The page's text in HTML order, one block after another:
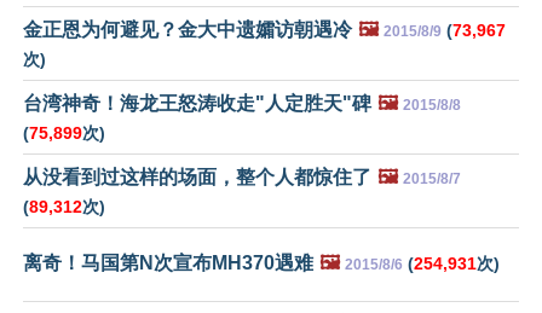
金正恩为何避见？金大中遗孀访朝遇冷 🖼️ 2015/8/9 (73,967
次)
台湾神奇！海龙王怒涛收走"人定胜天"碑 🖼️ 2015/8/8
(75,899次)
从没看到过这样的场面，整个人都惊住了 🖼️ 2015/8/7
(89,312次)
离奇！马国第N次宣布MH370遇难 🖼️ 2015/8/6 (254,931次)